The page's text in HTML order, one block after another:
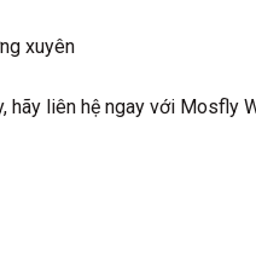
xuyên
hãy liên hệ ngay với Mosfly